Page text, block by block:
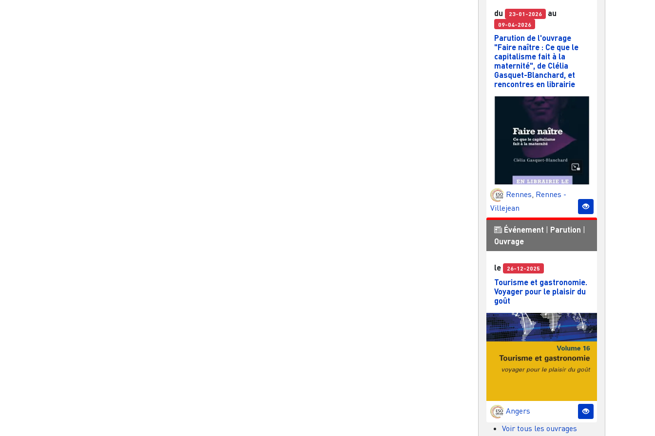
du 23-01-2026 au
09-04-2026
Parution de l'ouvrage
"Faire naître : Ce que le
capitalisme fait à la
maternité", de Clélia
Gasquet-Blanchard, et
rencontres en librairie
Rennes, Rennes -
Villejean
Événement Parution
Ouvrage
le 26-12-2025
Tourisme et gastronomie.
Voyager pour le plaisir du
goût
Angers
Voir tous les ouvrages